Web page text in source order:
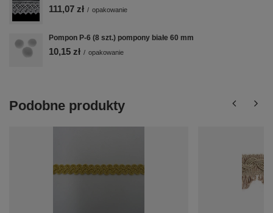
111,07 zł / opakowanie
Pompon P-6 (8 szt.) pompony białe 60 mm
10,15 zł / opakowanie
Podobne produkty